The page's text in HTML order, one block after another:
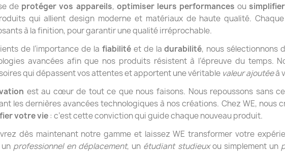
de protéger vos appareils, optimiser leurs performances ou
qui allient design moderne et matériaux de haute qualité.
à la finition, pour garantir une qualité irréprochable.
de l’importance de la fiabilitéet de ladurabilité, nous sélectionnons
avancées afin que nos produits résistent à l’épreuve du temps.
qui dépassent vos attentes et apportent une véritable valeur ajoutéeà
est au cœur de tout ce que nous faisons. Nous repoussons sans
les dernières avancées technologiques à nos créations. Chez WE, nous
votre vie: c’est cette conviction qui guide chaque nouveau produit.
dès maintenant notre gamme et laissez WE transformer votre
professionnel en déplacement, un étudiant studieuxou simplement un